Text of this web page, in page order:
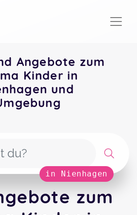
Angebote zum
Kinder in
und
in Nienhagen
zum